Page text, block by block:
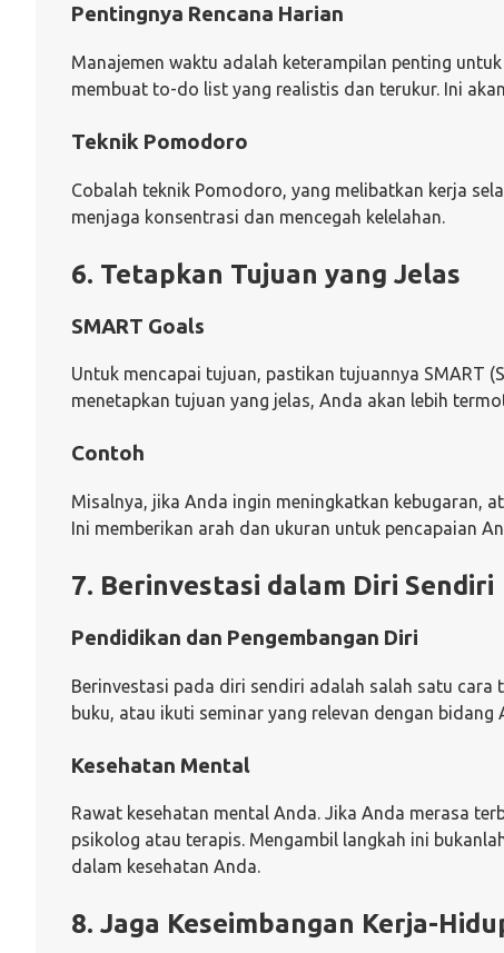
Pentingnya Rencana Harian
Manajemen waktu adalah keterampilan penting
membuat to-do list yang realistis dan terukur. Ini
Teknik Pomodoro
Cobalah teknik Pomodoro, yang melibatkan kerja
menjaga konsentrasi dan mencegah kelelahan.
6. Tetapkan Tujuan yang Jelas
SMART Goals
Untuk mencapai tujuan, pastikan tujuannya SMART
menetapkan tujuan yang jelas, Anda akan lebih
Contoh
Misalnya, jika Anda ingin meningkatkan kebugaran,
Ini memberikan arah dan ukuran untuk pencapaian
7. Berinvestasi dalam Diri Sendiri
Pendidikan dan Pengembangan Diri
Berinvestasi pada diri sendiri adalah salah satu
buku, atau ikuti seminar yang relevan dengan bidang
Kesehatan Mental
Rawat kesehatan mental Anda. Jika Anda merasa
psikolog atau terapis. Mengambil langkah ini
dalam kesehatan Anda.
8. Jaga Keseimbangan Kerja-